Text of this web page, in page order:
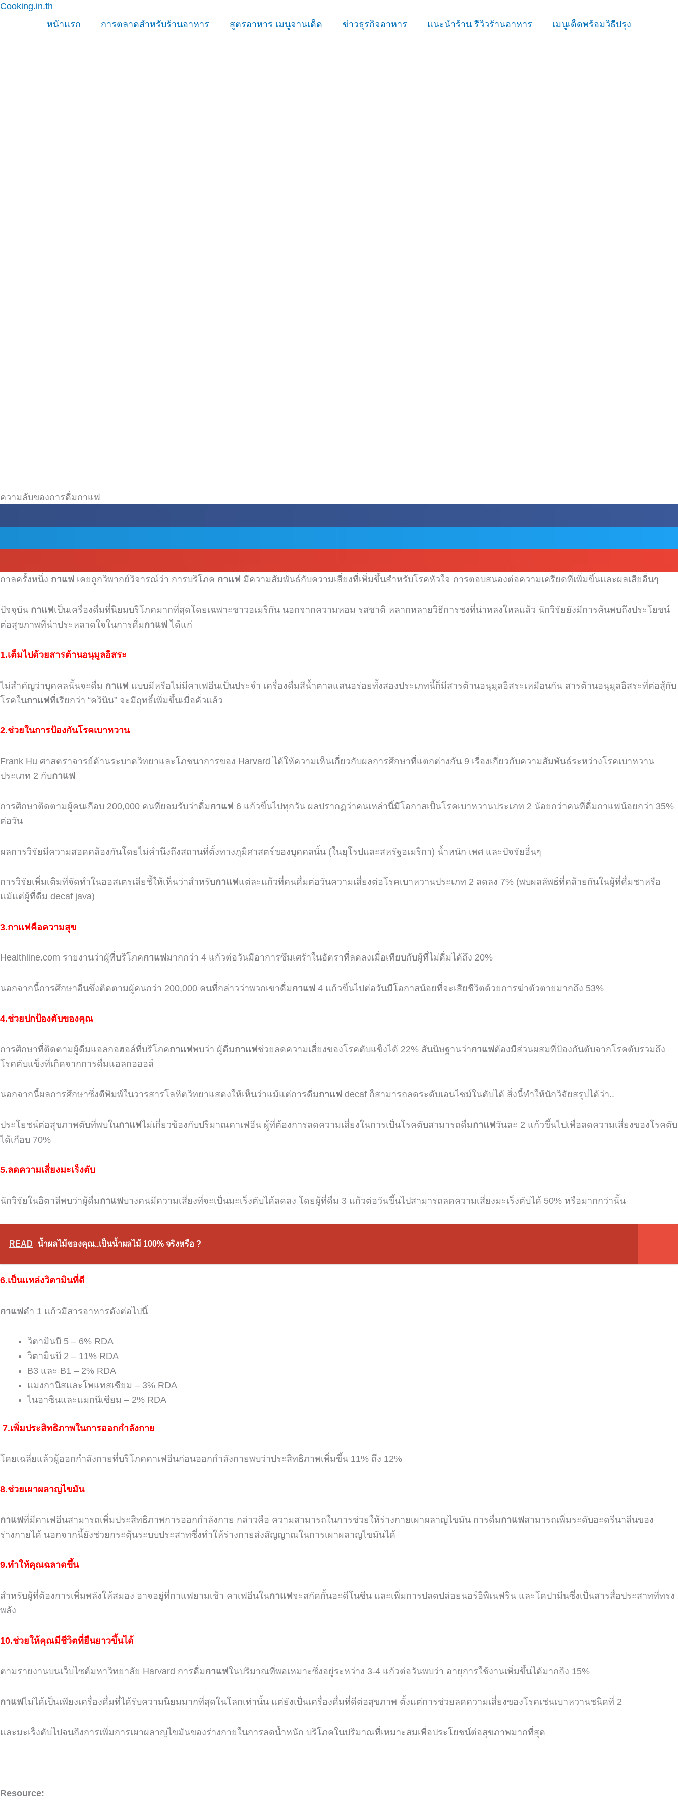
Skip
Cooking.in.th
หน้าแรก
การตลาดสำหรับร้านอาหาร สูตรอาหาร เมนูจานเด็ด ข่าวธุรกิจอาหาร แนะนำร้าน รีวิวร้านอาหาร เมนูเด็ดพร้อมวิธีปรุง
ความลับของการดื่มกาแฟ
กาลครั้งหนึ่ง กาแฟ เคยถูกวิพากย์วิจารณ์ว่า การบริโภค กาแฟ มีความสัมพันธ์กับความเสี่ยงที่เพิ่มขึ้นสำหรับโรคหัวใจ การตอบสนองต่อความเครียดที่เพิ่มขึ้นและผลเสียอื่นๆ
ปัจจุบัน กาแฟเป็นเครื่องดื่มที่นิยมบริโภคมากที่สุดโดยเฉพาะชาวอเมริกัน นอกจากความหอม รสชาติ หลากหลายวิธีการชงที่น่าหลงใหลแล้ว นักวิจัยยังมีการค้นพบถึงประโยชน์
ต่อสุขภาพที่น่าประหลาดใจในการดื่มกาแฟ ได้แก่
1.เต็มไปด้วยสารต้านอนุมูลอิสระ
ไม่สำคัญว่าบุคคลนั้นจะดื่ม กาแฟ แบบมีหรือไม่มีคาเฟอีนเป็นประจำ เครื่องดื่มสีน้ำตาลแสนอร่อยทั้งสองประเภทนี้ก็มีสารต้านอนุมูลอิสระเหมือนกัน สารต้านอนุมูลอิสระที่ต่อสู้กับ
โรคในกาแฟที่เรียกว่า “ควินิน” จะมีฤทธิ์เพิ่มขึ้นเมื่อคั่วแล้ว
2.ช่วยในการป้องกันโรคเบาหวาน
Frank Hu ศาสตราจารย์ด้านระบาดวิทยาและโภชนาการของ Harvardได้ให้ความเห็นเกี่ยวกับผลการศึกษาที่แตกต่างกัน 9 เรื่องเกี่ยวกับความสัมพันธ์ระหว่างโรคเบาหวาน
ประเภท 2 กับกาแฟ
การศึกษาติดตามผู้คนเกือบ 200,000 คนที่ยอมรับว่าดื่มกาแฟ 6 แก้วขึ้นไปทุกวัน ผลปรากฏว่าคนเหล่านี้มีโอกาสเป็นโรคเบาหวานประเภท 2 น้อยกว่าคนที่ดื่มกาแฟน้อยกว่า 35%
ต่อวัน
ผลการวิจัยมีความสอดคล้องกันโดยไม่คำนึงถึงสถานที่ตั้งทางภูมิศาสตร์ของบุคคลนั้น (ในยุโรปและสหรัฐอเมริกา) น้ำหนัก เพศ และปัจจัยอื่นๆ
การวิจัยเพิ่มเติมที่จัดทำในออสเตรเลียชี้ให้เห็นว่าสำหรับกาแฟแต่ละแก้วที่คนดื่มต่อวันความเสี่ยงต่อโรคเบาหวานประเภท 2 ลดลง 7% (พบผลลัพธ์ที่คล้ายกันในผู้ที่ดื่มชาหรือ
แม้แต่ผู้ที่ดื่ม decaf java)
3.กาแฟคือความสุข
Healthline.com รายงานว่าผู้ที่บริโภคกาแฟมากกว่า 4 แก้วต่อวันมีอาการซึมเศร้าในอัตราที่ลดลงเมื่อเทียบกับผู้ที่ไม่ดื่มได้ถึง 20%
นอกจากนี้การศึกษาอื่นซึ่งติดตามผู้คนกว่า 200,000 คนที่กล่าวว่าพวกเขาดื่มกาแฟ 4 แก้วขึ้นไปต่อวันมีโอกาสน้อยที่จะเสียชีวิตด้วยการฆ่าตัวตายมากถึง 53%
4.ช่วยปกป้องตับของคุณ
การศึกษาที่ติดตามผู้ดื่มแอลกอฮอล์ที่บริโภคกาแฟพบว่า ผู้ดื่มกาแฟช่วยลดความเสี่ยงของโรคตับแข็งได้ 22% สันนิษฐานว่ากาแฟต้องมีส่วนผสมที่ป้องกันตับจากโรคตับรวมถึง
โรคตับแข็งที่เกิดจากการดื่มแอลกอฮอล์
นอกจากนี้ผลการศึกษาซึ่งตีพิมพ์ในวารสารโลหิตวิทยาแสดงให้เห็นว่าแม้แต่การดื่มกาแฟ decaf ก็สามารถลดระดับเอนไซม์ในตับได้ สิ่งนี้ทำให้นักวิจัยสรุปได้ว่า..
ประโยชน์ต่อสุขภาพตับที่พบในกาแฟไม่เกี่ยวข้องกับปริมาณคาเฟอีน ผู้ที่ต้องการลดความเสี่ยงในการเป็นโรคตับสามารถดื่มกาแฟวันละ 2 แก้วขึ้นไปเพื่อลดความเสี่ยงของโรคตับ
ได้เกือบ 70%
5.ลดความเสี่ยงมะเร็งตับ
นักวิจัยในอิตาลีพบว่าผู้ดื่มกาแฟบางคนมีความเสี่ยงที่จะเป็นมะเร็งตับได้ลดลง โดยผู้ที่ดื่ม 3 แก้วต่อวันขึ้นไปสามารถลดความเสี่ยงมะเร็งตับได้ 50% หรือมากกว่านั้น
READ น้ำผลไม้ของคุณ..เป็นน้ำผลไม้ 100% จริงหรือ ?
6.เป็นแหล่งวิตามินที่ดี
กาแฟดำ 1 แก้วมีสารอาหารดังต่อไปนี้
วิตามินบี 5 – 6% RDA
วิตามินบี 2 – 11% RDA
B3 และ B1 – 2% RDA
แมงกานีสและโพแทสเซียม – 3% RDA
ไนอาซินและแมกนีเซียม – 2% RDA
7.เพิ่มประสิทธิภาพในการออกกำลังกาย
โดยเฉลี่ยแล้วผู้ออกกำลังกายที่บริโภคคาเฟอีนก่อนออกกำลังกายพบว่าประสิทธิภาพเพิ่มขึ้น 11% ถึง 12%
8.ช่วยเผาผลาญไขมัน
กาแฟที่มีคาเฟอีนสามารถเพิ่มประสิทธิภาพการออกกำลังกาย กล่าวคือ ความสามารถในการช่วยให้ร่างกายเผาผลาญไขมัน การดื่มกาแฟสามารถเพิ่มระดับอะดรีนาลีนของ
ร่างกายได้ นอกจากนี้ยังช่วยกระตุ้นระบบประสาทซึ่งทำให้ร่างกายส่งสัญญาณในการเผาผลาญไขมันได้
9.ทำให้คุณฉลาดขึ้น
สำหรับผู้ที่ต้องการเพิ่มพลังให้สมอง อาจอยู่ที่กาแฟยามเช้า คาเฟอีนในกาแฟจะสกัดกั้นอะดีโนซีน และเพิ่มการปลดปล่อยนอร์อิพิเนฟริน และโดปามีนซึ่งเป็นสารสื่อประสาทที่ทรง
พลัง
10.ช่วยให้คุณมีชีวิตที่ยืนยาวขึ้นได้
ตามรายงานบนเว็บไซต์มหาวิทยาลัย Harvard การดื่มกาแฟในปริมาณที่พอเหมาะซึ่งอยู่ระหว่าง 3-4 แก้วต่อวันพบว่า อายุการใช้งานเพิ่มขึ้นได้มากถึง 15%
กาแฟไม่ได้เป็นเพียงเครื่องดื่มที่ได้รับความนิยมมากที่สุดในโลกเท่านั้น แต่ยังเป็นเครื่องดื่มที่ดีต่อสุขภาพ ตั้งแต่การช่วยลดความเสี่ยงของโรคเช่นเบาหวานชนิดที่ 2
และมะเร็งตับไปจนถึงการเพิ่มการเผาผลาญไขมันของร่างกายในการลดน้ำหนัก บริโภคในปริมาณที่เหมาะสมเพื่อประโยชน์ต่อสุขภาพมากที่สุด
Resource: